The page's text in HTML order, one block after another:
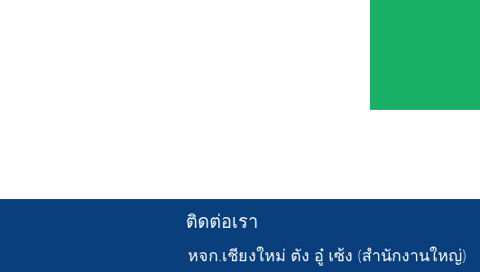
ติดต่อเรา
หจก.เชียงใหม่ ตัง อู๋ เซ้ง (สำนักงานใหญ่)